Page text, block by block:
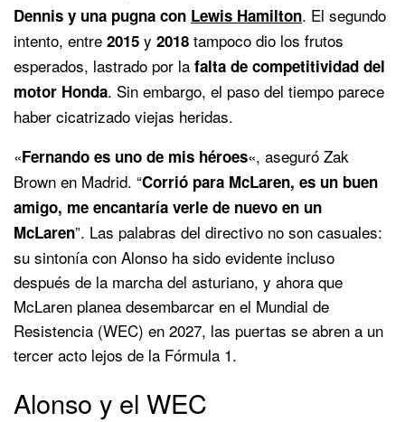
Dennis y una pugna con Lewis Hamilton. El segundo
intento, entre 2015 y 2018 tampoco dio los frutos
esperados, lastrado por la falta de competitividad del
motor Honda. Sin embargo, el paso del tiempo parece
haber cicatrizado viejas heridas.
«Fernando es uno de mis héroes«, aseguró Zak
Brown en Madrid. “Corrió para McLaren, es un buen
amigo, me encantaría verle de nuevo en un
McLaren”. Las palabras del directivo no son casuales:
su sintonía con Alonso ha sido evidente incluso
después de la marcha del asturiano, y ahora que
McLaren planea desembarcar en el Mundial de
Resistencia (WEC) en 2027, las puertas se abren a un
tercer acto lejos de la Fórmula 1.
Alonso y el WEC